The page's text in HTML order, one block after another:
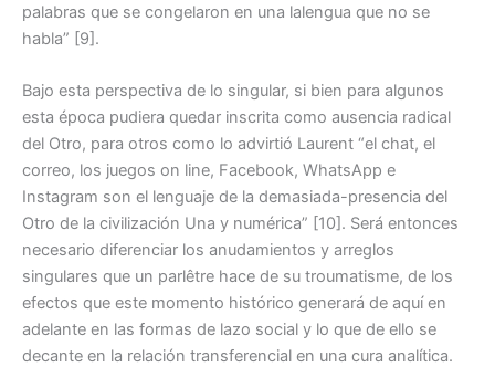
palabras que se congelaron en una lalengua que no se
habla” [9].
Bajo esta perspectiva de lo singular, si bien para algunos
esta época pudiera quedar inscrita como ausencia radical
del Otro, para otros como lo advirtió Laurent “el chat, el
correo, los juegos on line, Facebook, WhatsApp e
Instagram son el lenguaje de la demasiada-presencia del
Otro de la civilización Una y numérica” [10]. Será entonces
necesario diferenciar los anudamientos y arreglos
singulares que un parlêtre hace de su troumatisme, de los
efectos que este momento histórico generará de aquí en
adelante en las formas de lazo social y lo que de ello se
decante en la relación transferencial en una cura analítica.